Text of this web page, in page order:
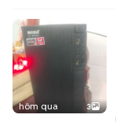
hôm qua 3